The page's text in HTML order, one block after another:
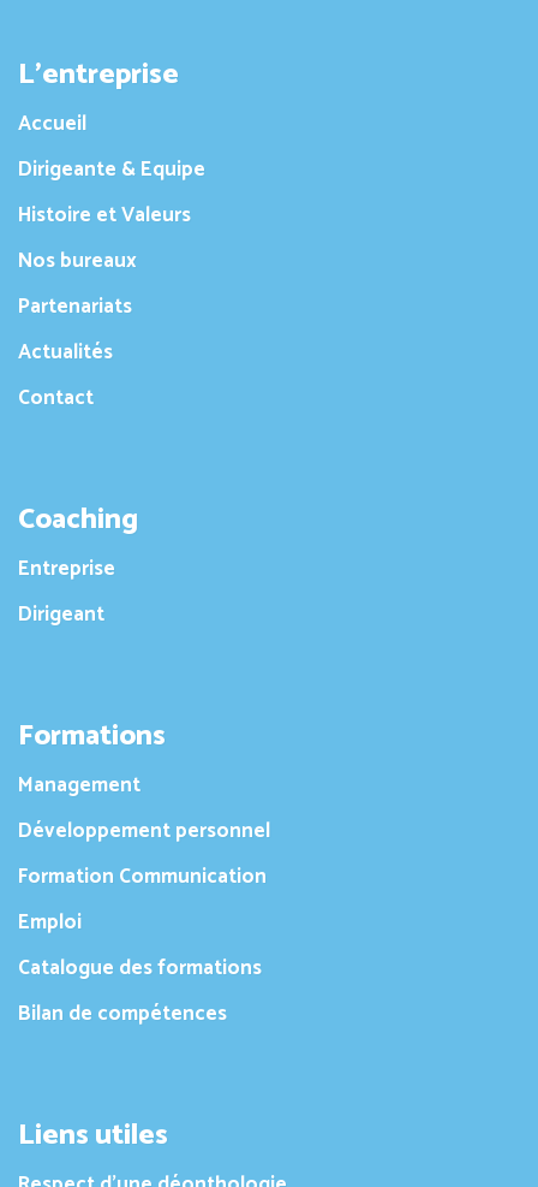
L’entreprise
Accueil
Dirigeante & Equipe
Histoire et Valeurs
Nos bureaux
Partenariats
Actualités
Contact
Coaching
Entreprise
Dirigeant
Formations
Management
Développement personnel
Formation Communication
Emploi
Catalogue des formations
Bilan de compétences
Liens utiles